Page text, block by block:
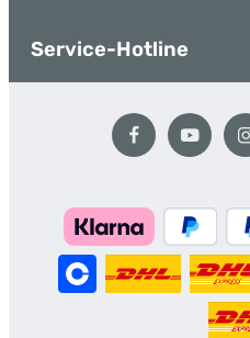
Service-Hotline